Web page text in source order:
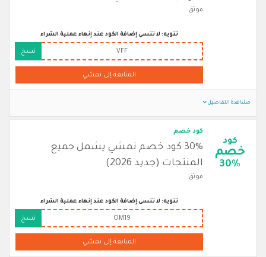
موثق
تنويه: لا تنسى إضافة الكود عند إنهاء عملية الشراء
VFF نسخ
المتابعة إلى نمشي
مشاهدة التفاصيل
كود
خصم
30%
كود خصم
30% كود خصم نمشي يشمل جميع
المنتجات (جديد 2026)
موثق
تنويه: لا تنسى إضافة الكود عند إنهاء عملية الشراء
OM19 نسخ
المتابعة إلى نمشي